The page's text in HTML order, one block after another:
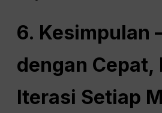
6. Kesimpulan
dengan Cepat,
Iterasi Setiap